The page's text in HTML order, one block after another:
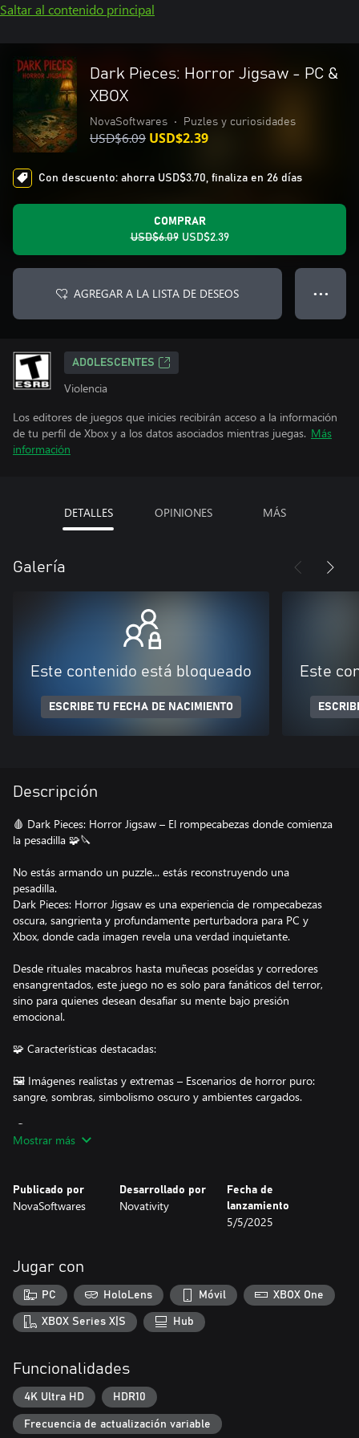
Saltar al contenido principal
Dark Pieces: Horror Jigsaw - PC &
XBOX
NovaSoftwares • Puzles y curiosidades
USD$6.09 USD$2.39
Con descuento: ahorra USD$3.70, finaliza en 26 días
COMPRAR
USD$6.09 USD$2.39
AGREGAR A LA LISTA DE DESEOS ● ● ●
ADOLESCENTES
Violencia
Los editores de juegos que inicies recibirán acceso a la información
de tu perfil de Xbox y a los datos asociados mientras juegas. Más
información
DETALLES OPINIONES MÁS
Galería
Este contenido está bloqueado
ESCRIBE TU FECHA DE NACIMIENTO
Este
Descripción
🩸 Dark Pieces: Horror Jigsaw – El rompecabezas donde comienza
la pesadilla 🧩🔪
No estás armando un puzzle... estás reconstruyendo una
pesadilla.
Dark Pieces: Horror Jigsaw es una experiencia de rompecabezas
oscura, sangrienta y profundamente perturbadora para PC y
Xbox, donde cada imagen revela una verdad inquietante.
Desde rituales macabros hasta muñecas poseídas y corredores
ensangrentados, este juego no es solo para fanáticos del terror,
sino para quienes desean desafiar su mente bajo presión
emocional.
🧩 Características destacadas:
🖼️ Imágenes realistas y extremas – Escenarios de horror puro:
sangre, sombras, simbolismo oscuro y ambientes cargados.
🎧 Banda sonora espeluznante – Una atmósfera sonora
escalofriante que mantiene la tensión constante.
valor (o tolerancia al miedo).
🎮 Soporte total para PC y Xbox – Control fluido con mouse,
🚫 Sin anuncios. Sin compras internas. Sin recolección de datos
personales.
Una experiencia limpia e inmersiva, enfocada solo en el jugador.
💾 Guardado automático – Retoma tu rompecabezas maldito
🔍 Opciones de ayuda (si te atreves) – Vista previa, contornos o
pistas opcionales.
🖌️ Fondos personalizables – Elige tu ambiente: sótano
Mostrar más
Publicado por
NovaSoftwares
Desarrollado por
Novativity
Fecha de
lanzamiento
5/5/2025
Jugar con
PC HoloLens Móvil XBOX One
XBOX Series X|S Hub
Funcionalidades
4K Ultra HD HDR10
Frecuencia de actualización variable